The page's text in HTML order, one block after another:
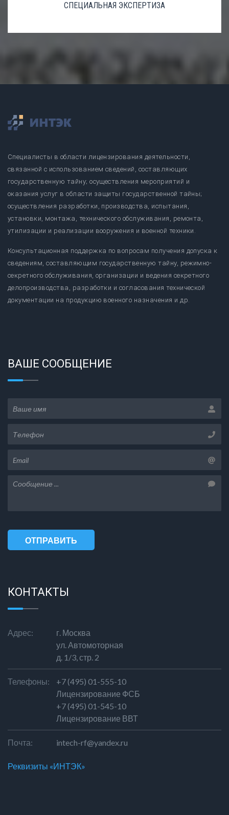
СПЕЦИАЛЬНАЯ ЭКСПЕРТИЗА
Специалисты в области лицензирования деятельности,
связанной с использованием сведений, составляющих
государственную тайну; осуществления мероприятий и
оказания услуг в области защиты государственной тайны;
осуществления разработки, производства, испытания,
установки, монтажа, технического обслуживания, ремонта,
утилизации и реализации вооружения и военной техники.
Консультационная поддержка по вопросам получения допуска к
сведениям, составляющим государственную тайну, режимно-
секретного обслуживания, организации и ведения секретного
делопроизводства, разработки и согласования технической
документации на продукцию военного назначения и др.
ВАШЕ СООБЩЕНИЕ
ОТПРАВИТЬ
КОНТАКТЫ
Адрес:
г. Москва
ул. Автомоторная
д. 1/3, стр. 2
Телефоны:
+7 (495) 01-555-10
Лицензирование ФСБ
+7 (495) 01-545-10
Лицензирование ВВТ
Почта: intech-rf@yandex.ru
Реквизиты «ИНТЭК»